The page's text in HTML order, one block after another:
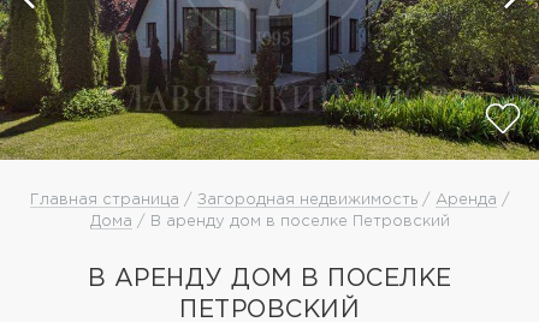
Главная страница / Загородная недвижимость/ Аренда /
Дома / В аренду дом в поселке Петровский
В АРЕНДУ ДОМ В ПОСЕЛКЕ
ПЕТРОВСКИЙ